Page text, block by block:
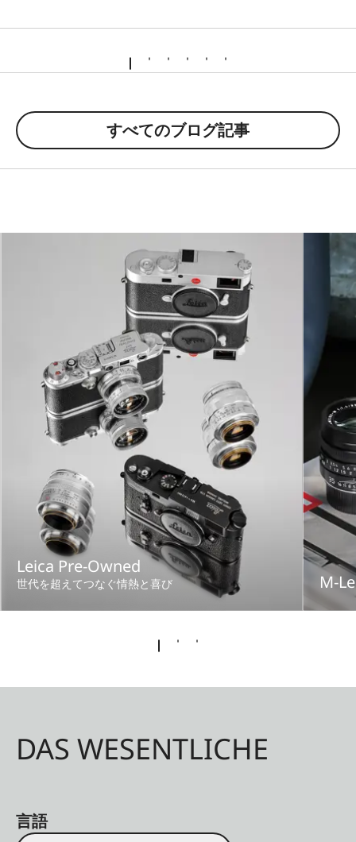
すべてのブログ記事
Leica Pre-Owned
世代を超えてつなぐ情熱と喜び M-
DAS WESENTLICHE
言語